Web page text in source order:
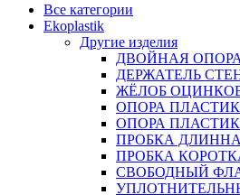
Все категории
Ekoplastik
Другие изделия
ДВОЙНАЯ
ДЕРЖАТЕЛЬ
ЖЁЛОБ
ОПОРА
ОПОРА
ПРОБКА
ПРОБКА
СВОБОДНЫЙ